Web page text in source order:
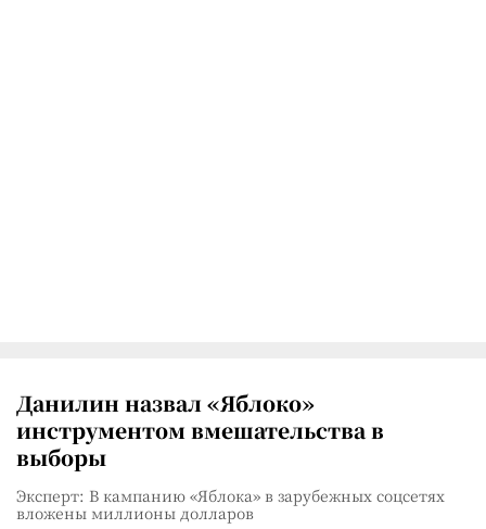
Данилин назвал «Яблоко»
инструментом вмешательства в
выборы
Эксперт: В кампанию «Яблока» в зарубежных соцсетях
вложены миллионы долларов